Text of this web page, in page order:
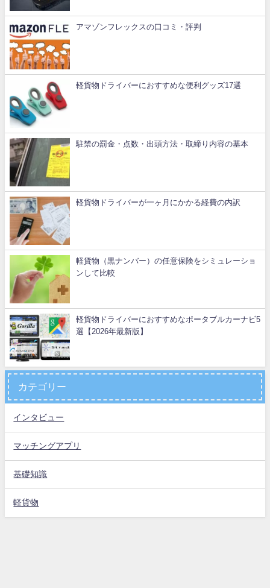
アマゾンフレックスの口コミ・評判
軽貨物ドライバーにおすすめな便利グッズ17選
駐禁の罰金・点数・出頭方法・取締り内容の基本
軽貨物ドライバーが一ヶ月にかかる経費の内訳
軽貨物（黒ナンバー）の任意保険をシミュレーショ
ンして比較
軽貨物ドライバーにおすすめなポータブルカーナビ5
選【2026年最新版】
カテゴリー
インタビュー
マッチングアプリ
基礎知識
軽貨物